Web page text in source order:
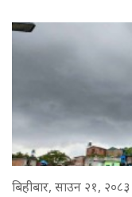
बिहीबार, साउन २१, २०८३